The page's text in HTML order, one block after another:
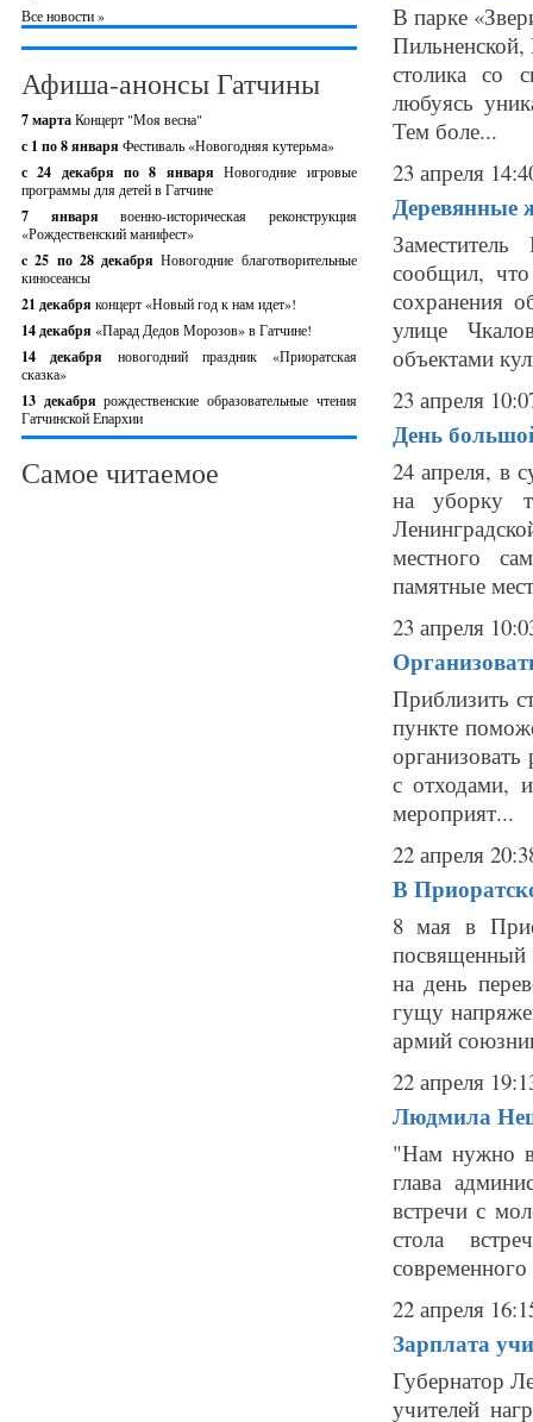
Все новости »
Афиша-анонсы Гатчины
7 мартаКонцерт "Моя весна"
с 1 по 8 января Фестиваль «Новогодняя кутерьма»
с 24 декабря по 8 январяНовогодние игровые
программы для детей в Гатчине
7 январявоенно-историческая реконструкция
«Рождественский манифест»
c 25 по 28 декабряНовогодние благотворительные
киносеансы
21 декабря концерт «Новый год к нам идет»!
14 декабря «Парад Дедов Морозов» в Гатчине!
14 декабря новогодний праздник «Приоратская
сказка»
13 декабрярождественские образовательные чтения
Гатчинской Епархии
Самое читаемое
В парке
столика со
любуясь
Тем боле...
23 апреля
Деревянные
сообщил,
сохранения
улице
объектами
23 апреля
День
24 апреля, в
на уборку
местного
памятные
23 апреля
Приблизить
пункте
с отходами,
мероприят...
22 апреля
В
8 мая в
посвященный
на день
гущу
армий
22 апреля
Людмила
"Нам нужно
глава
встречи с
стола
22 апреля
Зарплата
Губернатор
учителей